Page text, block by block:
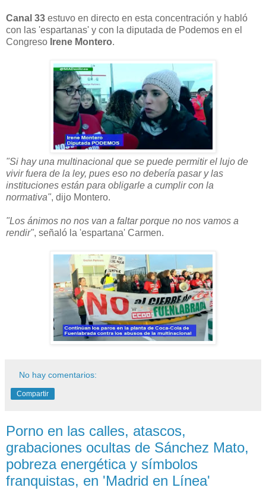
Canal 33 estuvo en directo en esta concentración y habló
con las 'espartanas' y con la diputada de Podemos en el
Congreso Irene Montero.
"Si hay una multinacional que se puede permitir el lujo de
vivir fuera de la ley, pues eso no debería pasar y las
instituciones están para obligarle a cumplir con la
normativa", dijo Montero.
"Los ánimos no nos van a faltar porque no nos vamos a
rendir", señaló la 'espartana' Carmen.
No hay comentarios:
Compartir
Porno en las calles, atascos,
grabaciones ocultas de Sánchez Mato,
pobreza energética y símbolos
franquistas, en 'Madrid en Línea'